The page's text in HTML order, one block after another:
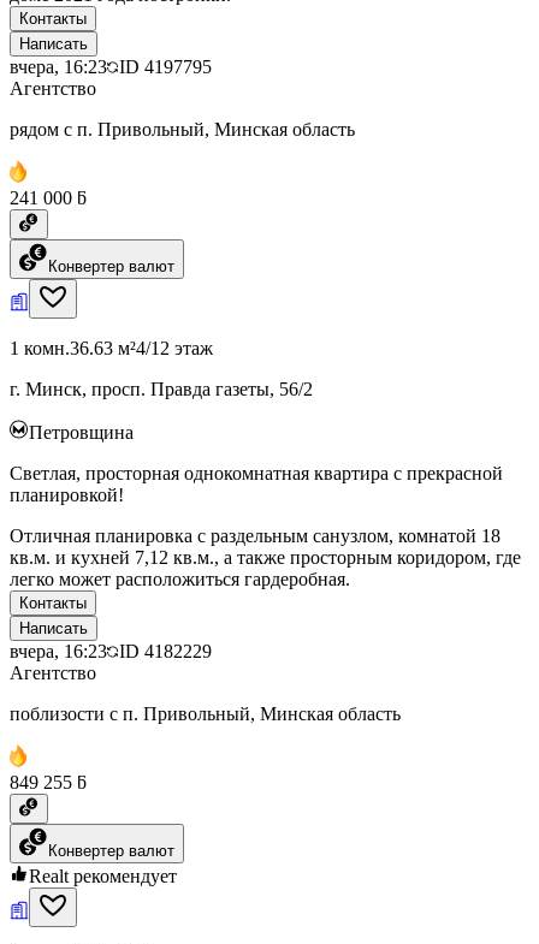
Контакты
Написать
вчера, 16:23 ID 4197795
Агентство
рядом с п. Привольный, Минская область
241 000 ƃ
Конвертер валют
1 комн.36.63 м²4/12 этаж
г. Минск, просп. Правда газеты, 56/2
Петровщина
Светлая, просторная однокомнатная квартира с прекрасной
планировкой!
Отличная планировка с раздельным санузлом, комнатой 18
кв.м. и кухней 7,12 кв.м., а также просторным коридором, где
легко может расположиться гардеробная.
Контакты
Написать
вчера, 16:23 ID 4182229
Агентство
поблизости с п. Привольный, Минская область
849 255 ƃ
Конвертер валют
Realt рекомендует